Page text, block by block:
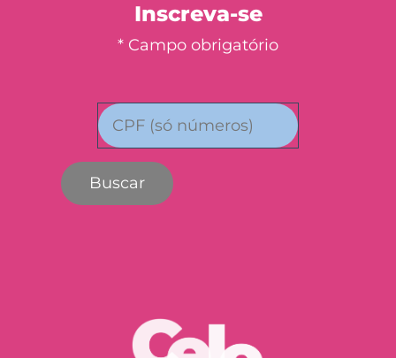
Inscreva-se
* Campo obrigatório
Buscar